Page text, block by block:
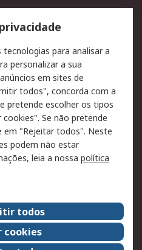
Qualidade e ambiente
Política de cookies
Segurança de emails
RS Group
Trabalhar na RS
para analisar a
personalizar a sua
em sites de
todos", concorda com a
pretende escolher os tipos
Se não pretende
em "Rejeitar todos". Neste
podem não estar
leia a nossa política
todos
cookies